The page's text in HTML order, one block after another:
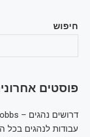
חיפוש
פוסטים
עבודות לנהגים בכל